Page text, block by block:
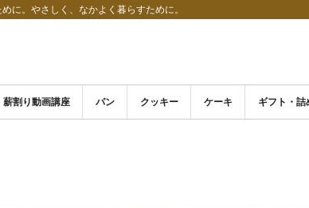
に。やさしく、なかよく暮らすために。
薪割り動画講座 パン クッキー ケーキ ギフト・詰